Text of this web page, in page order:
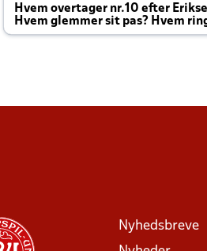
Hvem overtager nr.10 efter
Hvem glemmer sit pas? Hvem
Joachim altid til efter kampe?
Nyhedsbreve